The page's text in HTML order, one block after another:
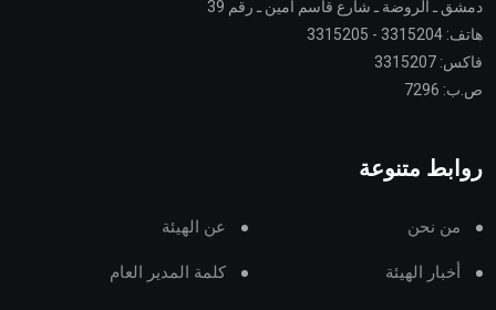
دمشق ـ الروضة ـ شارع قاسم أمين ـ رقم 39
هاتف: 3315204 - 3315205
فاكس: 3315207
ص.ب: 7296
روابط متنوعة
من نحن عن الهيئة
أخبار الهيئة كلمة المدير العام